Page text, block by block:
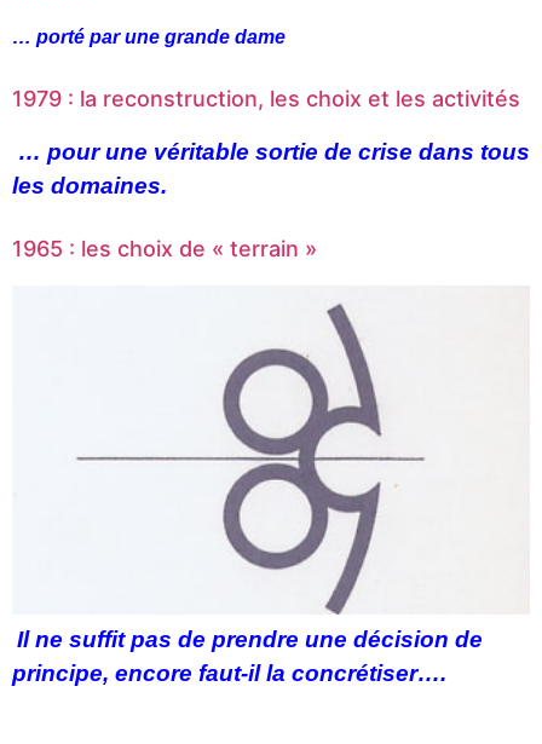
… porté par une grande dame
1979 : la reconstruction, les choix et les activités
… pour une véritable sortie de crise dans tous
les domaines.
1965 : les choix de « terrain »
Il ne suffit pas de prendre une décision de
principe, encore faut-il la concrétiser….